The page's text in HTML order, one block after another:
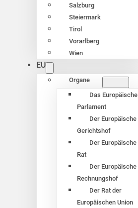
Salzburg
Steiermark
Tirol
Vorarlberg
Wien
EU
Organe
Das Europäische
Parlament
Der Europäische
Gerichtshof
Der Europäische
Rat
Der Europäische
Rechnungshof
Der Rat der
Europäischen Union